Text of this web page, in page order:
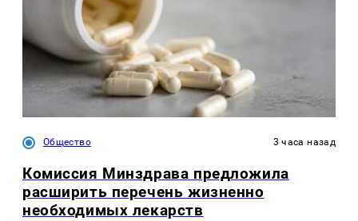
Общество 3 часа назад
Комиссия Минздрава предложила
расширить перечень жизненно
необходимых лекарств